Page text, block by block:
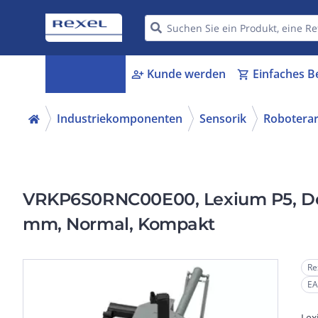
person_add Kunde werden shopping_cart Einfaches
Industriekomponenten Sensorik
VRKP6S0RNC00E00, Lexium P5,
mm, Normal, Kompakt